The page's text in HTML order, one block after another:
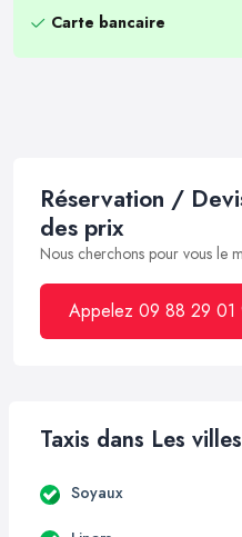
Carte bancaire
Réservation /
des prix
Nous cherchons pour vous le
Appelez 09 88 29 01
Taxis dans Les
Soyaux